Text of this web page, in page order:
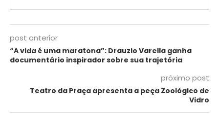
post anterior
“A vida é uma maratona”: Drauzio Varella ganha
documentário inspirador sobre sua trajetória
próximo post
Teatro da Praça apresenta a peça Zoológico de
Vidro